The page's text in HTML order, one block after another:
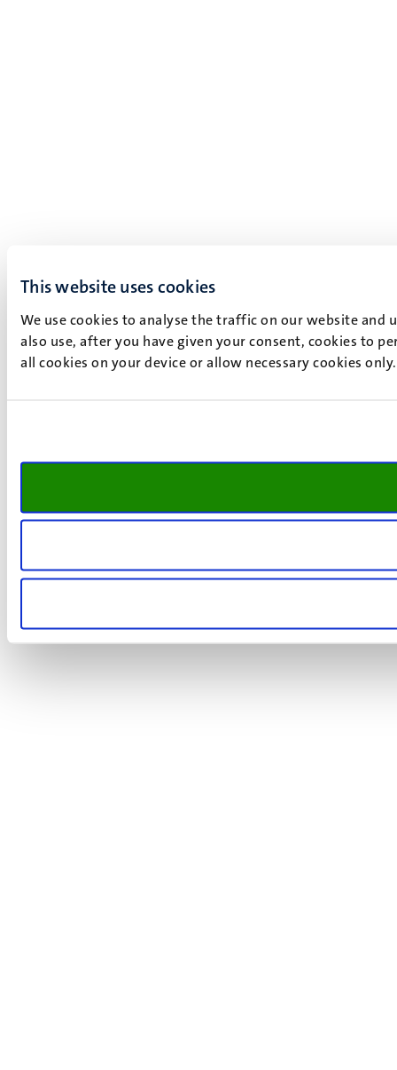
This website uses cookies
We use cookies to analyse the traffic on our website and
also use, after you have given your consent, cookies to
all cookies on your device or allow necessary cookies